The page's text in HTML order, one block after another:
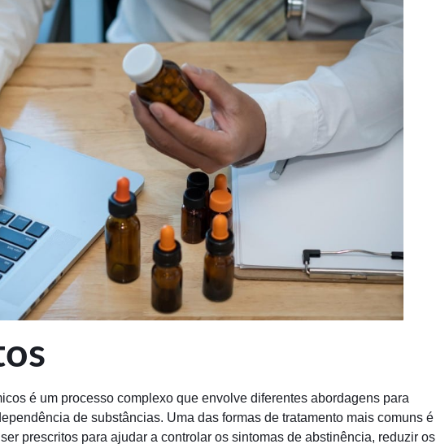
é um processo complexo que envolve diferentes abordagens para
de substâncias. Uma das formas de tratamento mais comuns é
prescritos para ajudar a controlar os sintomas de abstinência, reduzir os